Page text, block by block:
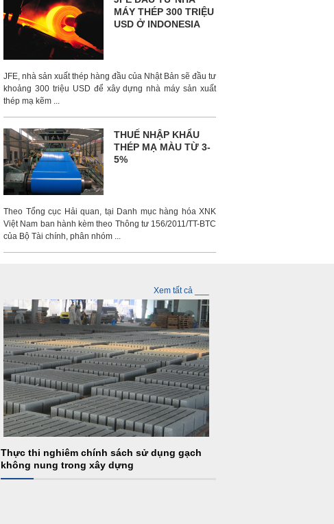
MÁY THÉP 300 TRIỆU
USD Ở INDONESIA
JFE, nhà sản xuất thép hàng đầu của Nhật Bản sẽ đầu tư
khoảng 300 triệu USD để xây dựng nhà máy sản xuất
thép mạ kẽm ...
THUẾ NHẬP KHẨU
THÉP MẠ MÀU TỪ 3-
5%
Theo Tổng cục Hải quan, tại Danh mục hàng hóa XNK
Việt Nam ban hành kèm theo Thông tư 156/2011/TT-BTC
của Bộ Tài chính, phân nhóm ...
Xem tất cả ___
Thực thi nghiêm chính sách sử dụng gạch
không nung trong xây dựng